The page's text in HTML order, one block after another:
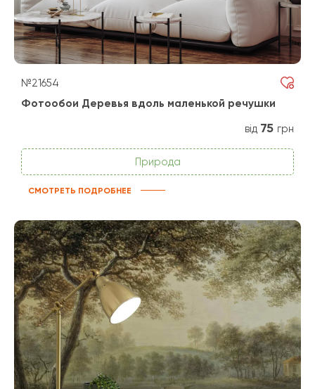
№21654
Фотообои Деревья вдоль маленькой речушки
від 75 грн
Природа
СМОТРЕТЬ ПОДРОБНЕЕ